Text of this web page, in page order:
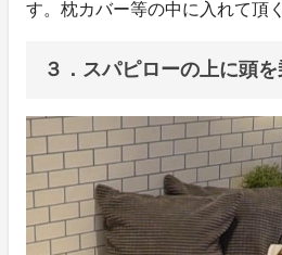
す。枕カバー等の中に入れて頂
３．スパピローの上に頭を